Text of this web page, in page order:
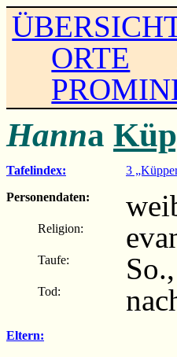
ORTE
Hanna
Tafelindex: 3
Personendaten:
Religion:
Taufe:
Tod:
Eltern: